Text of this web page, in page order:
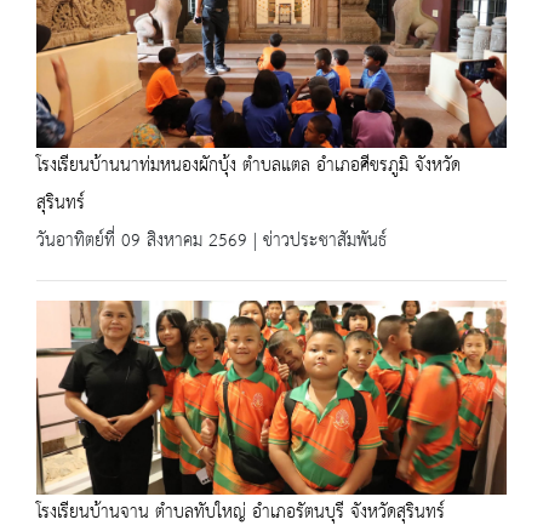
โรงเรียนบ้านนาท่มหนองผักบุ้ง ตำบลแตล อำเภอศีขรภูมิ จังหวัด
สุรินทร์
วันอาทิตย์ที่ 09 สิงหาคม 2569 | ข่าวประชาสัมพันธ์
โรงเรียนบ้านจาน ตำบลทับใหญ่ อำเภอรัตนบุรี จังหวัดสุรินทร์